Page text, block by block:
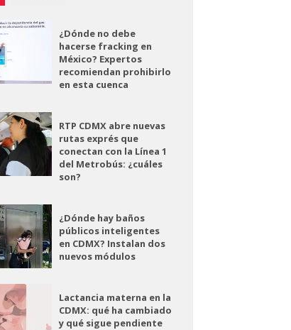
¿Dónde no debe
hacerse fracking en
México? Expertos
recomiendan prohibirlo
en esta cuenca
RTP CDMX abre nuevas
rutas exprés que
conectan con la Línea 1
del Metrobús: ¿cuáles
son?
¿Dónde hay baños
públicos inteligentes
en CDMX? Instalan dos
nuevos módulos
Lactancia materna en la
CDMX: qué ha cambiado
y qué sigue pendiente